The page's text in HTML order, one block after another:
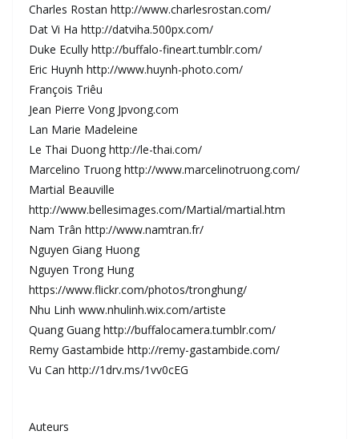
Charles Rostan http://www.charlesrostan.com/
Dat Vi Ha http://datviha.500px.com/
Duke Ecully http://buffalo-fineart.tumblr.com/
Eric Huynh http://www.huynh-photo.com/
François Triêu
Jean Pierre Vong Jpvong.com
Lan Marie Madeleine
Le Thai Duong http://le-thai.com/
Marcelino Truong http://www.marcelinotruong.com/
Martial Beauville
http://www.bellesimages.com/Martial/martial.htm
Nam Trân http://www.namtran.fr/
Nguyen Giang Huong
Nguyen Trong Hung
https://www.flickr.com/photos/tronghung/
Nhu Linh www.nhulinh.wix.com/artiste
Quang Guang http://buffalocamera.tumblr.com/
Remy Gastambide http://remy-gastambide.com/
Vu Can http://1drv.ms/1vv0cEG
Auteurs